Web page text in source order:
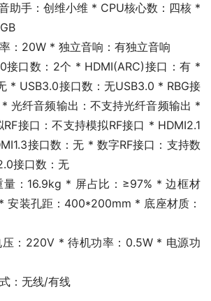
助手：创维小维 * CPU核心数：四核 *
：20W * 独立音响：有独立音响
接口数：2个 * HDMI(ARC)接口：有 *
* USB3.0接口数：无USB3.0 * RBG接
* 光纤音频输出：不支持光纤音频输出 *
接口：不支持模拟RF接口 * HDMI2.1
接口数：无 * 数字RF接口：支持数
接口数：无
：16.9kg * 屏占比：≥97% * 边框材
安装孔距：400*200mm * 底座材质：
：220V * 待机功率：0.5W * 电源功
：无线/有线